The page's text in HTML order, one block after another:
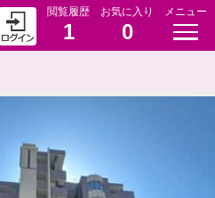
閲覧履歴
1
お気に入り
0
メニュー